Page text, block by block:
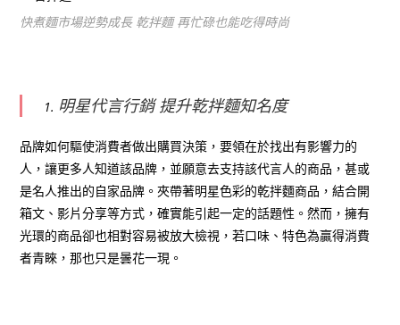
快煮麵市場逆勢成長 乾拌麵 再忙碌也能吃得時尚
明星代言行銷 提升乾拌麵知名度
品牌如何驅使消費者做出購買決策，要領在於找出有影響力的
人，讓更多人知道該品牌，並願意去支持該代言人的商品，甚或
是名人推出的自家品牌。夾帶著明星色彩的乾拌麵商品，結合開
箱文、影片分享等方式，確實能引起一定的話題性。然而，擁有
光環的商品卻也相對容易被放大檢視，若口味、特色為贏得消費
者青睞，那也只是曇花一現。